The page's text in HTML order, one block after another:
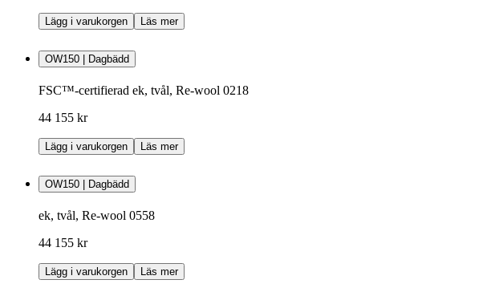
Lägg i varukorgen Läs mer
OW150 | Dagbädd
FSC™-certifierad ek, tvål, Re-wool 0218
44 155 kr
Lägg i varukorgen Läs mer
OW150 | Dagbädd
ek, tvål, Re-wool 0558
44 155 kr
Lägg i varukorgen Läs mer